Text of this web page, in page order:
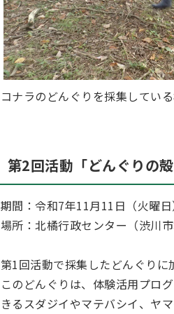
コナラのどんぐりを採集してい
第2回活動「どんぐりの殻
期間：令和7年11月11日（火曜
場所：北橘行政センター（渋川
第1回活動で採集したどんぐりに
このどんぐりは、体験活用プロ
きるスダジイやマテバシイ、ヤ